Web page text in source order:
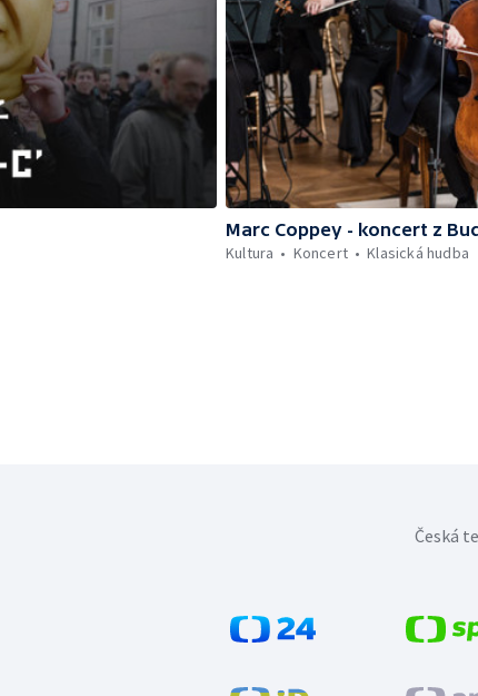
Marc Coppey - koncert z
Kultura
Koncert Klasická hudba
Česká